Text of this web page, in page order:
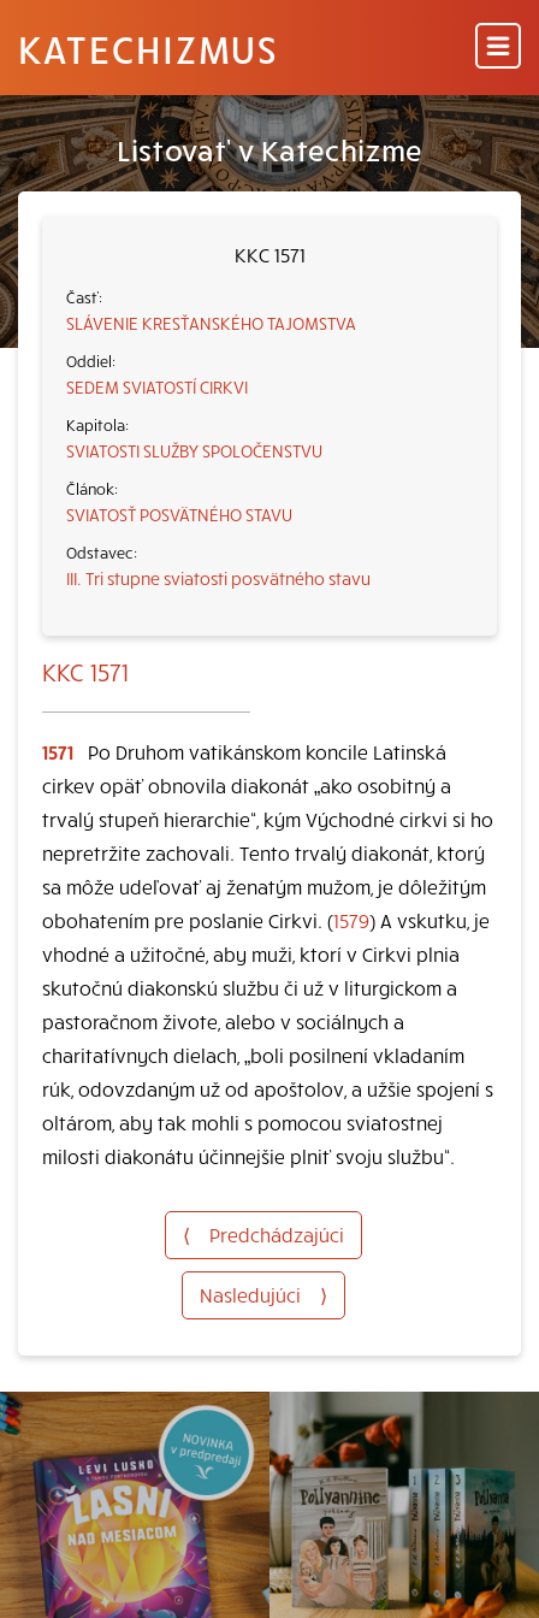
KATECHIZMUS
Listovať v Katechizme
KKC 1571
SLÁVENIE KRESŤANSKÉHO TAJOMSTVA
SEDEM SVIATOSTÍ CIRKVI
SVIATOSTI SLUŽBY SPOLOČENSTVU
SVIATOSŤ POSVÄTNÉHO STAVU
III. Tri stupne sviatosti posvätného stavu
KKC 1571
1571
Po Druhom vatikánskom koncile Latinská
cirkev opäť obnovila diakonát „ako osobitný a
trvalý stupeň hierarchie“, kým Východné cirkvi si ho
nepretržite zachovali. Tento trvalý diakonát, ktorý
sa môže udeľovať aj ženatým mužom, je dôležitým
obohatením pre poslanie Cirkvi. (1579) A vskutku, je
vhodné a užitočné, aby muži, ktorí v Cirkvi plnia
skutočnú diakonskú službu či už v liturgickom a
pastoračnom živote, alebo v sociálnych a
charitatívnych dielach, „boli posilnení vkladaním
rúk, odovzdaným už od apoštolov, a užšie spojení s
oltárom, aby tak mohli s pomocou sviatostnej
milosti diakonátu účinnejšie plniť svoju službu“.
⟨ Predchádzajúci
Nasledujúci ⟩